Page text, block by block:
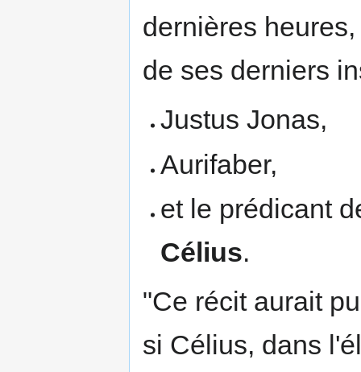
dernières
de ses derniers
Justus Jonas,
Aurifaber,
et le prédicant
Célius.
"Ce récit aurait
si Célius, dans